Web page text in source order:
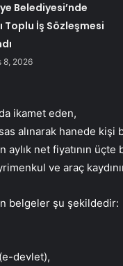
Belediyesi’nde
Toplu İş Sözleşmesi
8, 2026
ikamet eden,
alınarak hanede kişi
aylık net fiyatının
ve araç
belgeler şu şekildedir:
devlet),